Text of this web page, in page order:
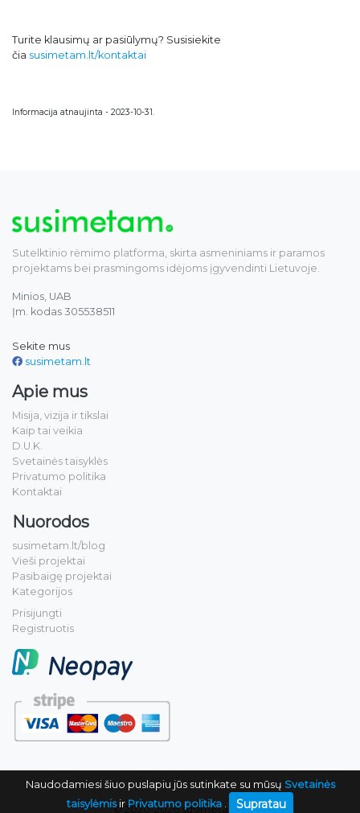
Naudodamiesi šiuo puslapiu jūs sutinkate su mūsų Svetainės
taisylėmisir Privatumo politika Supratau
Turite klausimų ar pasiūlymų? Susisiekite
čia susimetam.lt/kontaktai
Informacija atnaujinta - 2023-10-31.
Sutelktinio rėmimo platforma, skirta asmeniniams ir paramos
projektams bei prasmingoms idėjoms įgyvendinti Lietuvoje.
Minios, UAB
Įm. kodas 305538511
Sekite mus
susimetam.lt
Apie mus
Misija, vizija ir tikslai
Kaip tai veikia
D.U.K.
Svetainės taisyklės
Privatumo politika
Kontaktai
Nuorodos
susimetam.lt/blog
Vieši projektai
Pasibaigę projektai
Kategorijos
Prisijungti
Registruotis
© 2020-2026 susimetam.lt